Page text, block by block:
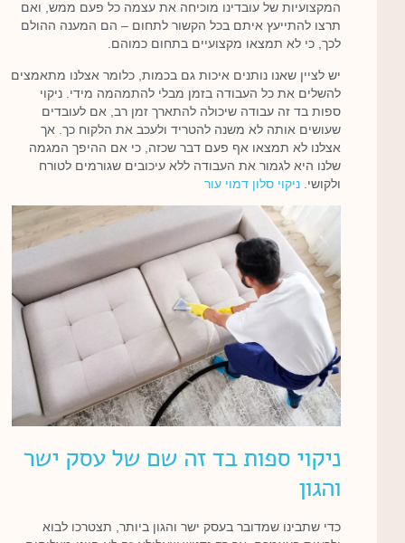
המקצועיות של עובדינו מוכיחה את עצמה כל פעם ממש, ואם
תרצו להתייעץ איתם בכל הקשור לתחום – הם המענה ההולם
לכך, כי לא תמצאו מקצועיים בתחום כמוהם.
יש לציין שאנו נותנים איכות גם בכמות, כלומר אצלנו מתאמצים
להשלים את כל העבודה בזמן מבלי להתמהמה מידי. ניקוי
ספות בד זה עבודה שיכולה להתארך זמן רב, אם לעובדים
שעושים אותה לא משנה להטריד ולעכב את הלקוח כך. אך
אצלנו לא תמצאו אף פעם דבר שכזה, כי אם ההיפך המגמה
שלנו היא לגמור את העבודה ללא עיכובים שגורמים לטורח
ולקושי. ניקוי סלון דמוי עור
ניקוי ספות בד זה שם של עסק ישר
והגון
כדי שתבינו שמדובר בעסק ישר והגון ביותר, תצטרכו לבוא